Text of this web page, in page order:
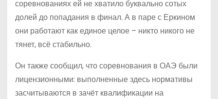
соревнованиях ей не хватило буквально сотых
долей до попадания в финал. А в паре с Еркином
они работают как единое целое – никто никого не
тянет, всё стабильно.
Он также сообщил, что соревнования в ОАЭ были
лицензионными: выполненные здесь нормативы
засчитываются в зачёт квалификации на